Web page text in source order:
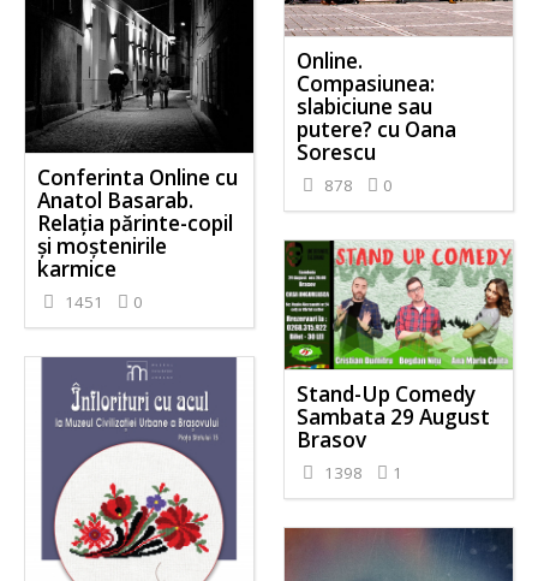
Online.
Compasiunea:
slabiciune sau
putere? cu Oana
Sorescu
878 0
Conferinta Online cu
Anatol Basarab.
Relația părinte-copil
și moștenirile
karmice
1451 0
Stand-Up Comedy
Sambata 29 August
Brasov
1398 1